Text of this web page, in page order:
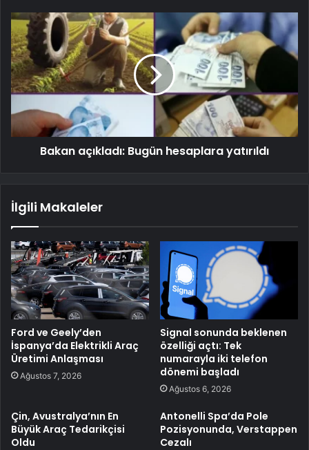
Bakan açıkladı: Bugün hesaplara yatırıldı
İlgili Makaleler
Ford ve Geely’den
İspanya’da Elektrikli Araç
Üretimi Anlaşması
Ağustos 7, 2026
Signal sonunda beklenen
özelliği açtı: Tek
numarayla iki telefon
dönemi başladı
Ağustos 6, 2026
Çin, Avustralya’nın En
Büyük Araç Tedarikçisi
Oldu
Antonelli Spa’da Pole
Pozisyonunda, Verstappen
Cezalı